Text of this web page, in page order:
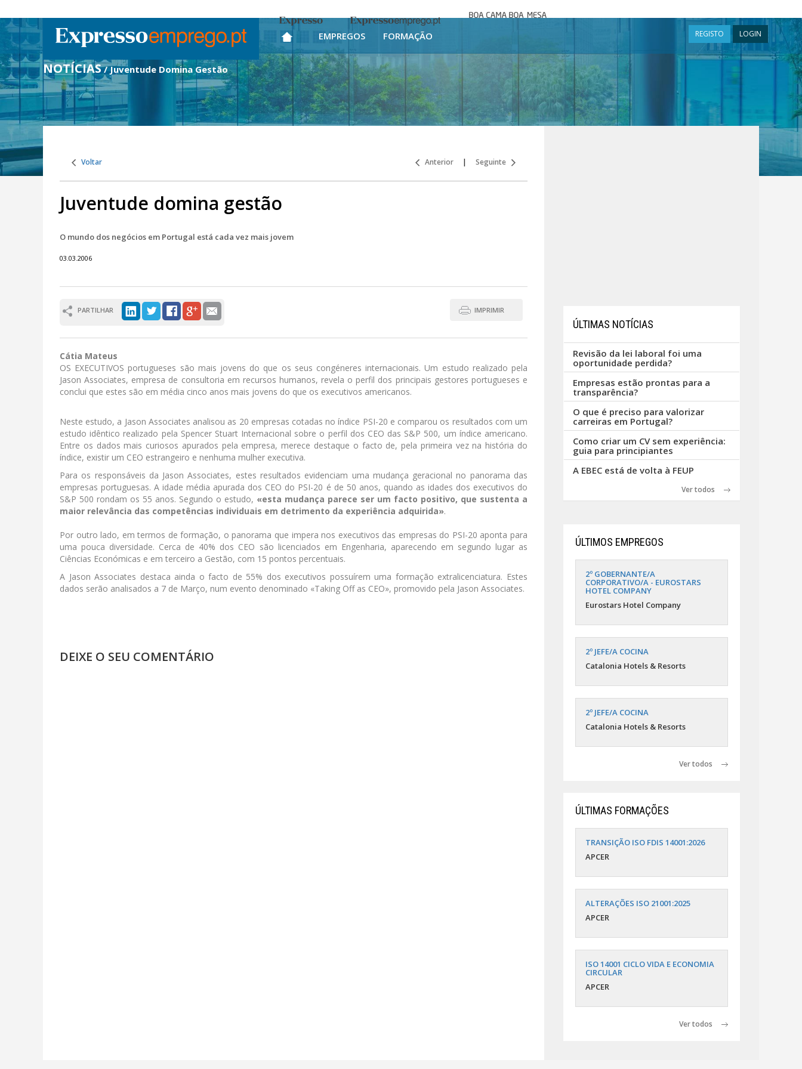
Expresso Expresso Emprego
mesa
EMPREGOS FORMAÇÃO REGISTO LOGIN
NOTÍCIAS / Juventude Domina Gestão
Voltar Anterior | Seguinte
Juventude domina gestão
O mundo dos negócios em Portugal está cada vez mais jovem
03.03.2006
PARTILHAR IMPRIMIR
Cátia Mateus
OS EXECUTIVOS portugueses são mais jovens do que os seus congéneres internacionais. Um estudo realizado pela
Jason Associates, empresa de consultoria em recursos humanos, revela o perfil dos principais gestores portugueses e
conclui que estes são em média cinco anos mais jovens do que os executivos americanos.
Neste estudo, a Jason Associates analisou as 20 empresas cotadas no índice PSI-20 e comparou os resultados com um
estudo idêntico realizado pela Spencer Stuart Internacional sobre o perfil dos CEO das S&P 500, um índice americano.
Entre os dados mais curiosos apurados pela empresa, merece destaque o facto de, pela primeira vez na história do
índice, existir um CEO estrangeiro e nenhuma mulher executiva.
Para os responsáveis da Jason Associates, estes resultados evidenciam uma mudança geracional no panorama das
empresas portuguesas. A idade média apurada dos CEO do PSI-20 é de 50 anos, quando as idades dos executivos do
S&P 500 rondam os 55 anos. Segundo o estudo, «esta mudança parece ser um facto positivo, que sustenta a
maior relevância das competências individuais em detrimento da experiência adquirida».
Por outro lado, em termos de formação, o panorama que impera nos executivos das empresas do PSI-20 aponta para
uma pouca diversidade. Cerca de 40% dos CEO são licenciados em Engenharia, aparecendo em segundo lugar as
Ciências Económicas e em terceiro a Gestão, com 15 pontos percentuais.
A Jason Associates destaca ainda o facto de 55% dos executivos possuírem uma formação extralicenciatura. Estes
dados serão analisados a 7 de Março, num evento denominado «Taking Off as CEO», promovido pela Jason Associates.
DEIXE O SEU COMENTÁRIO
ÚLTIMAS NOTÍCIAS
Revisão da lei laboral foi uma
oportunidade perdida?
Empresas estão prontas para a
transparência?
O que é preciso para valorizar
carreiras em Portugal?
Como criar um CV sem experiência:
guia para principiantes
A EBEC está de volta à FEUP
Ver todos
ÚLTIMOS EMPREGOS
2º GOBERNANTE/A
CORPORATIVO/A - EUROSTARS
HOTEL COMPANY
Eurostars Hotel Company
2º JEFE/A COCINA
Catalonia Hotels & Resorts
2º JEFE/A COCINA
Catalonia Hotels & Resorts
Ver todos
ÚLTIMAS FORMAÇÕES
TRANSIÇÃO ISO FDIS 14001:2026
APCER
ALTERAÇÕES ISO 21001:2025
APCER
ISO 14001 CICLO VIDA E ECONOMIA
CIRCULAR
APCER
Ver todos